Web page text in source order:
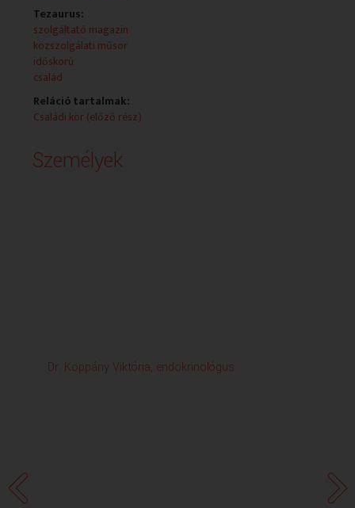
Tezaurus:
szolgáltató magazin
közszolgálati műsor
időskorú
család
Reláció tartalmak:
Családi kör (előző rész)
Személyek
Dr. Koppány Viktória, endokrinológus